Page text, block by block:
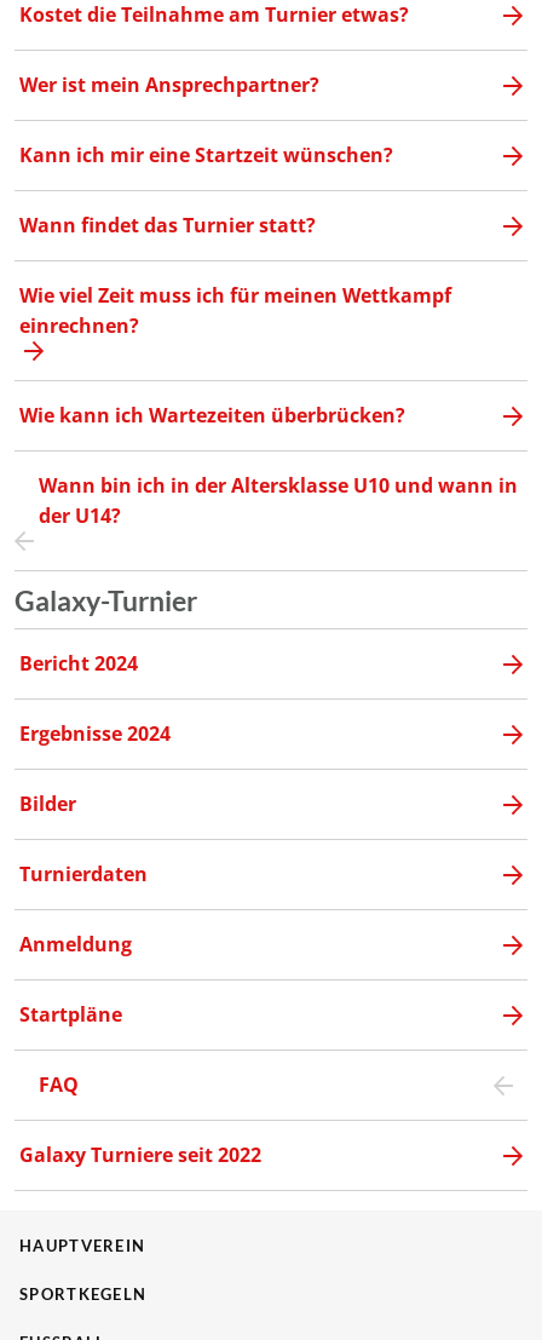
Kostet die Teilnahme am Turnier etwas?
Wer ist mein Ansprechpartner?
Kann ich mir eine Startzeit wünschen?
Wann findet das Turnier statt?
Wie viel Zeit muss ich für meinen Wettkampf
einrechnen?
Wie kann ich Wartezeiten überbrücken?
Wann bin ich in der Altersklasse U10 und wann in
der U14?
Galaxy-Turnier
Bericht 2024
Ergebnisse 2024
Bilder
Turnierdaten
Anmeldung
Startpläne
FAQ
Galaxy Turniere seit 2022
HAUPTVEREIN
SPORTKEGELN